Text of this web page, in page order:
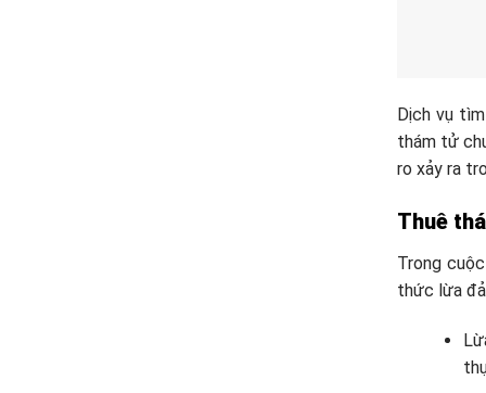
Dịch vụ
thám tử
ro xảy ra
Thuê
Trong
thức lừa